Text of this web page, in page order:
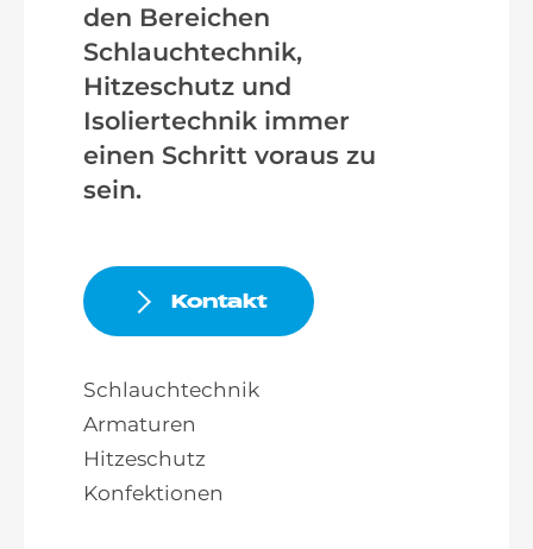
den Bereichen
Schlauchtechnik,
Hitzeschutz und
Isoliertechnik immer
einen Schritt voraus zu
sein.
Kontakt
Schlauchtechnik
Armaturen
Hitzeschutz
Konfektionen